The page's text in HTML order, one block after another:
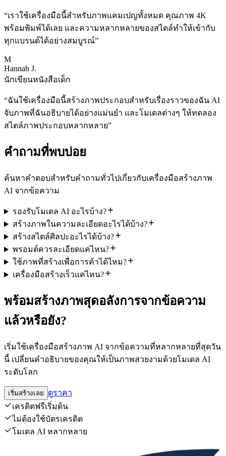
“เราใช้เครื่องมือนี้สำหรับภาพแคมเปญทั้งหมด คุณภาพ 4K
พร้อมพิมพ์ได้เลย และความหลากหลายของสไตล์ทำให้เข้ากับ
ทุกแบรนด์ได้อย่างสมบูรณ์”
M
Hannah J.
นักเขียนหนังสือเด็ก
“ฉันใช้เครื่องมือนี้สร้างภาพประกอบสำหรับเรื่องราวของฉัน AI
จับภาพที่ฉันอธิบายได้อย่างแม่นยำ และโมเดลต่างๆ ให้ทดลอง
สไตล์ภาพประกอบหลากหลาย”
คำถามที่พบบ่อย
ค้นหาคำตอบสำหรับคำถามทั่วไปเกี่ยวกับเครื่องมือสร้างภาพ
AI จากข้อความ
รองรับโมเดล AI อะไรบ้าง?
สร้างภาพในความละเอียดอะไรได้บ้าง?
สร้างสไตล์ศิลปะอะไรได้บ้าง?
พรอมต์ควรละเอียดแค่ไหน?
ใช้ภาพที่สร้างเพื่อการค้าได้ไหม?
เครื่องมือสร้างเร็วแค่ไหน?
พร้อมสร้างภาพสุดอลังการจากข้อความ
แล้วหรือยัง?
เริ่มใช้เครื่องมือสร้างภาพ AI จากข้อความที่หลากหลายที่สุดวัน
นี้ เปลี่ยนคำอธิบายของคุณให้เป็นภาพสวยงามด้วยโมเดล AI
ระดับโลก
เริ่มสร้างเลย
ดูราคา
เครดิตฟรีเริ่มต้น
ไม่ต้องใช้บัตรเครดิต
โมเดล AI หลากหลาย